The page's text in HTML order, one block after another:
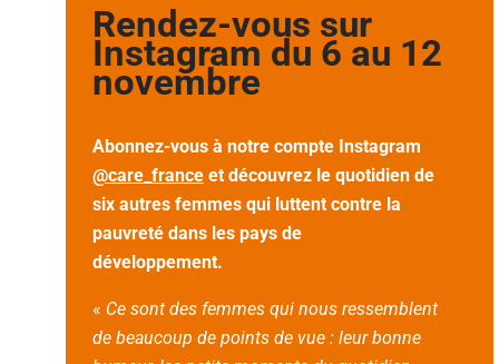
Rendez-vous sur
Instagram du 6 au 12
novembre
Abonnez-vous à notre compte Instagram
@care_franceet découvrez le quotidien de
six autres femmes qui luttent contre la
pauvreté dans les pays de
développement.
« Ce sont des femmes qui nous ressemblent
de beaucoup de points de vue : leur bonne